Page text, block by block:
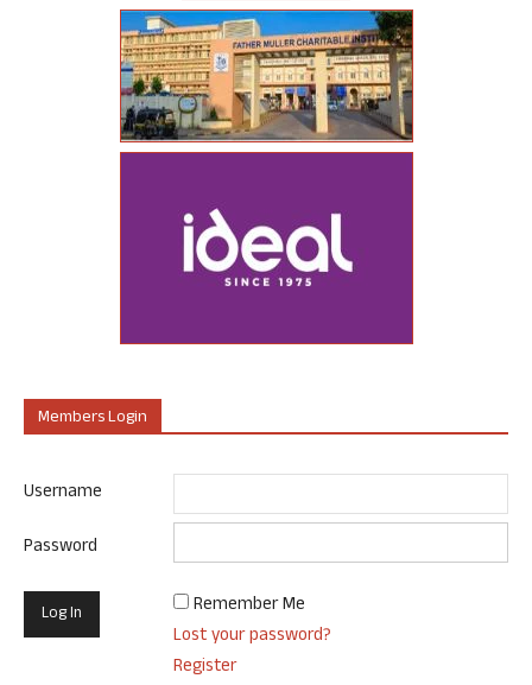
Members Login
Username
Password
Remember Me
Lost your password?
Register